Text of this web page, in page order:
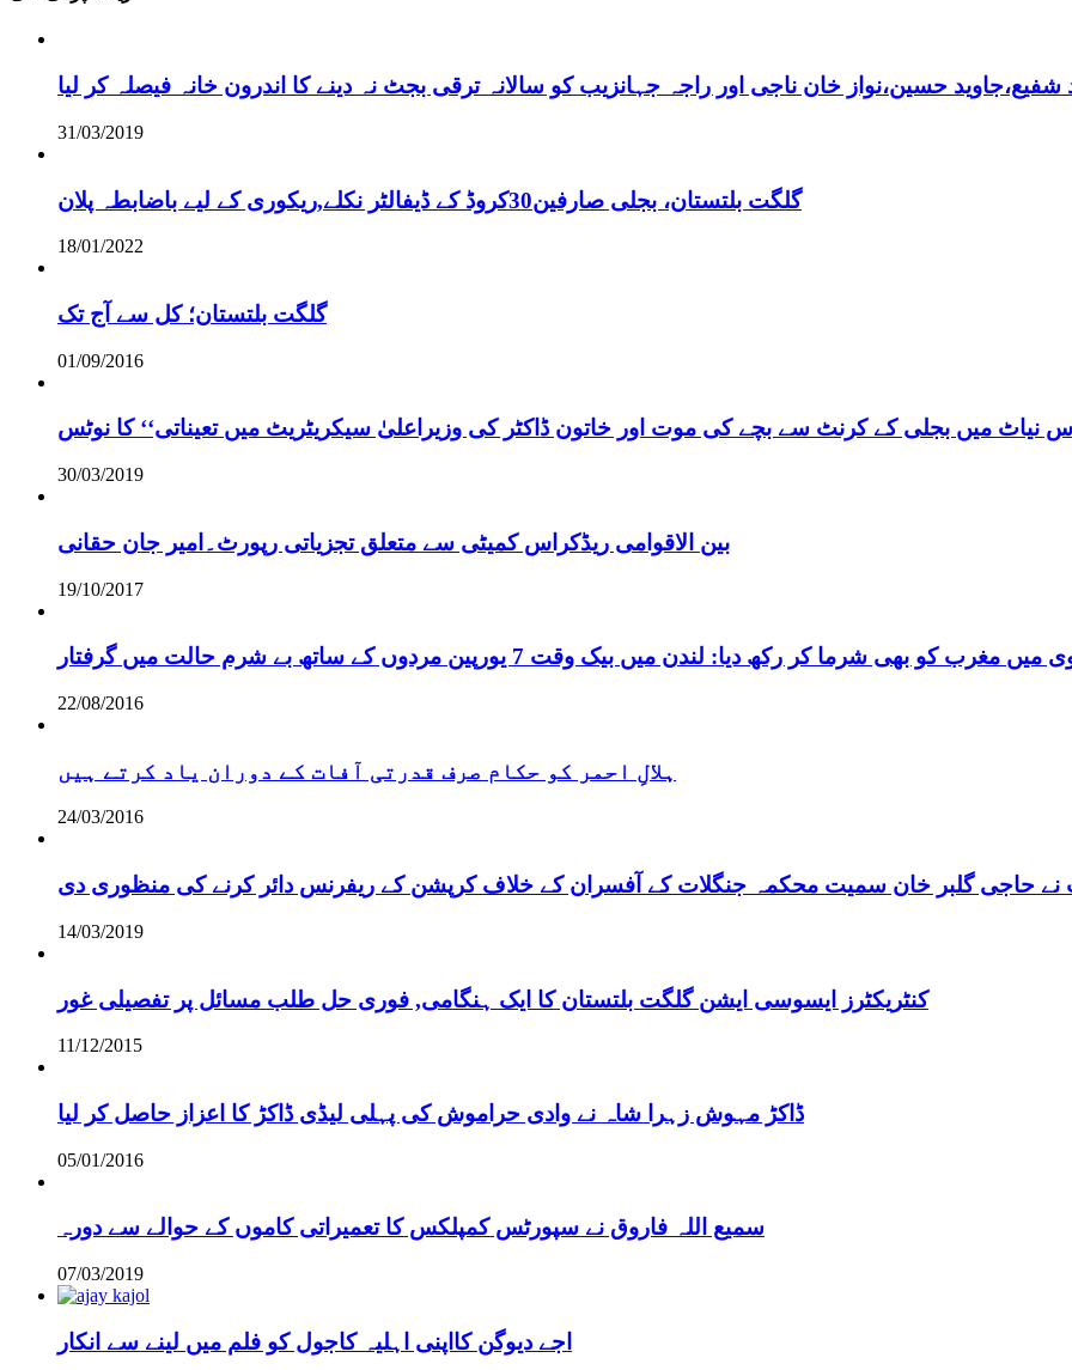
حسین،نواز خان ناجی اور راجہ جہانزیب کو سالانہ ترقی بجٹ نہ دینے کا اندرون خانہ فیصلہ کر لیا
31/03/2019
گلگت بلتستان، بجلی صارفین30کروڈ کے ڈیفالٹر نکلے,ریکوری کے لیے باضابطہ پلان
18/01/2022
گلگت بلتستان؛ کل سے آج تک
01/09/2016
نیاٹ میں بجلی کے کرنٹ سے بچے کی موت اور خاتون ڈاکٹر کی وزیراعلیٰ سیکریٹریٹ میں تعیناتی‘‘ کا نوٹس
30/03/2019
بین الاقوامی ریڈکراس کمیٹی سے متعلق تجزیاتی رپورٹ۔امیر جان حقانی
19/10/2017
کر رکھ دیا: لندن میں بیک وقت 7 یورپین مردوں کے ساتھ بے شرم حالت میں گرفتار
22/08/2016
ہلالِ احمر کو حکام صرف قدرتی آفات کے دوران یاد کرتے ہیں
24/03/2016
نے حاجی گلبر خان سمیت محکمہ جنگلات کے آفسران کے خلاف کرپشن کے ریفرنس دائر کرنے کی منظوری دی
14/03/2019
کنٹریکٹرز ایسوسی ایشن گلگت بلتستان کا ایک ہنگامی, فوری حل طلب مسائل پر تفصیلی غور
11/12/2015
ڈاکڑ مہوش زہرا شاہ نے وادی حراموش کی پہلی لیڈی ڈاکڑ کا اعزاز حاصل کر لیا
05/01/2016
سمیع اللہ فاروق نے سپورٹس کمپلکس کا تعمیراتی کاموں کے حوالے سے دورہ
07/03/2019
اجے دیوگن کااپنی اہلیہ کاجول کو فلم میں لینے سے انکار